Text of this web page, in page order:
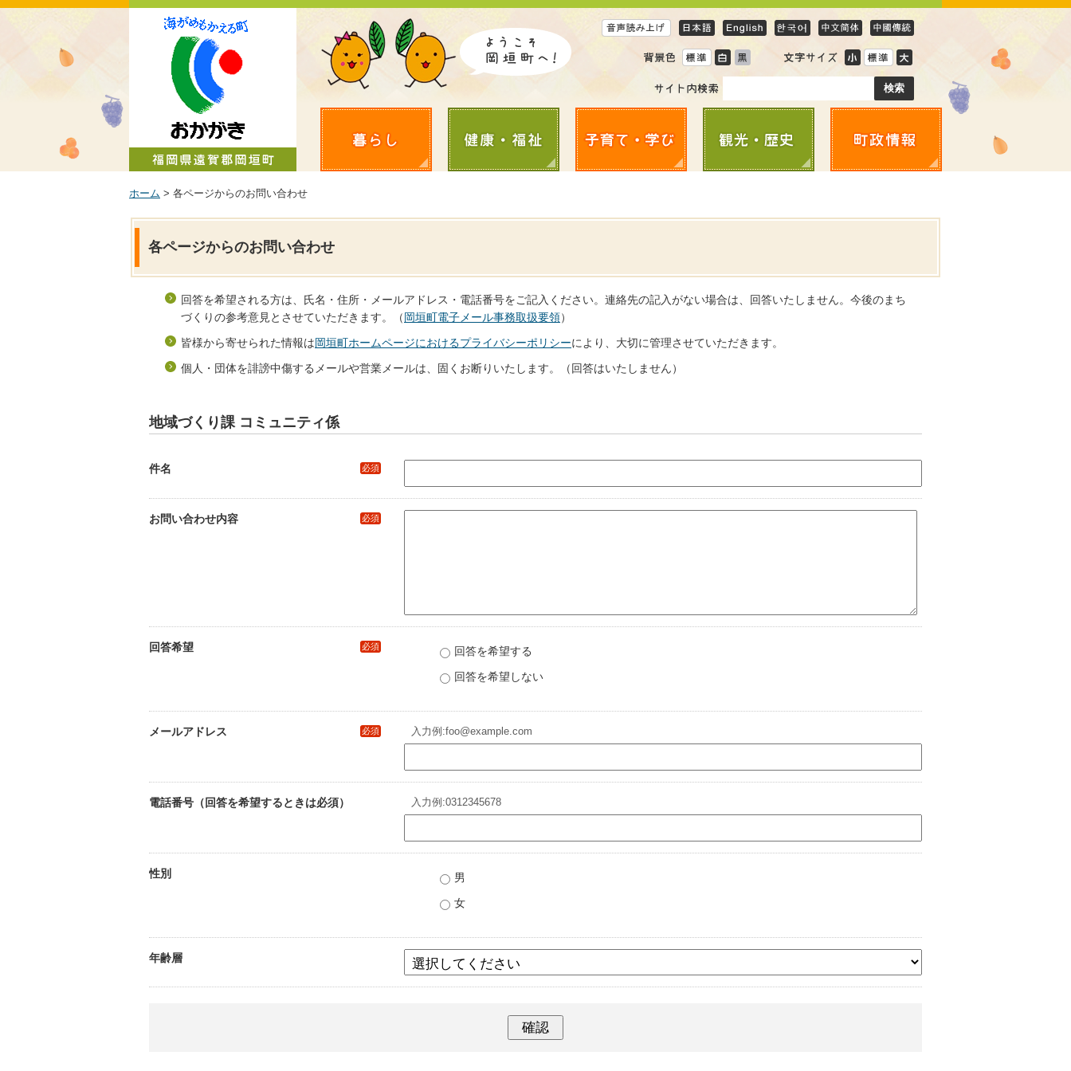
ホーム > 各ページからのお問い合わせ
各ページからのお問い合わせ
回答を希望される方は、氏名・住所・メールアドレス・電話番号をご記入ください。連絡先の記入がない場合は、回答いたしません。今後のまち
づくりの参考意見とさせていただきます。（岡垣町電子メール事務取扱要領）
皆様から寄せられた情報は岡垣町ホームページにおけるプライバシーポリシーにより、大切に管理させていただきます。
個人・団体を誹謗中傷するメールや営業メールは、固くお断りいたします。（回答はいたしません）
地域づくり課 コミュニティ係
件名 必須
お問い合わせ内容 必須
回答希望 必須
回答を希望する
回答を希望しない
メールアドレス 必須 入力例:foo@example.com
電話番号（回答を希望するときは必須） 入力例:0312345678
性別
男
女
年齢層